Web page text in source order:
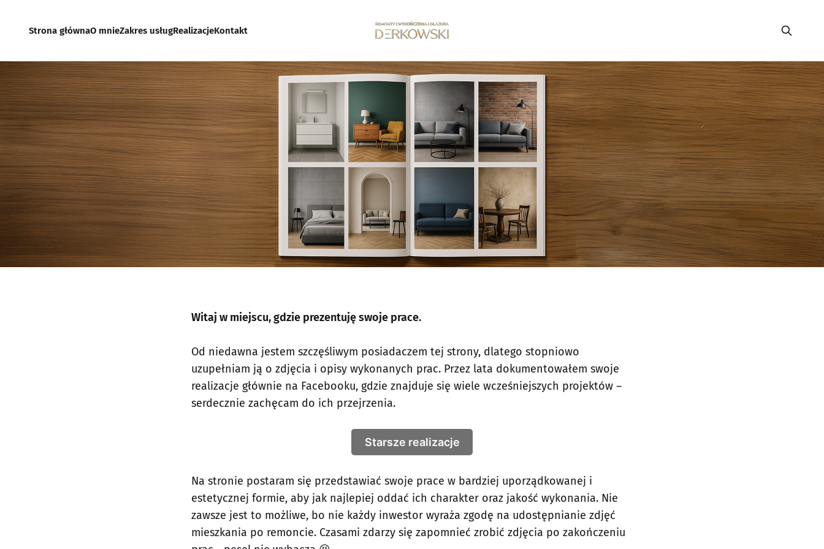
Strona głównaO mnieZakres usługRealizacjeKontakt
Witaj w miejscu, gdzie prezentuję swoje prace.
Od niedawna jestem szczęśliwym posiadaczem tej strony, dlatego stopniowo
uzupełniam ją o zdjęcia i opisy wykonanych prac. Przez lata dokumentowałem swoje
realizacje głównie na Facebooku, gdzie znajduje się wiele wcześniejszych projektów –
serdecznie zachęcam do ich przejrzenia.
Starsze realizacje
Na stronie postaram się przedstawiać swoje prace w bardziej uporządkowanej i
estetycznej formie, aby jak najlepiej oddać ich charakter oraz jakość wykonania. Nie
zawsze jest to możliwe, bo nie każdy inwestor wyraża zgodę na udostępnianie zdjęć
mieszkania po remoncie. Czasami zdarzy się zapomnieć zrobić zdjęcia po zakończeniu